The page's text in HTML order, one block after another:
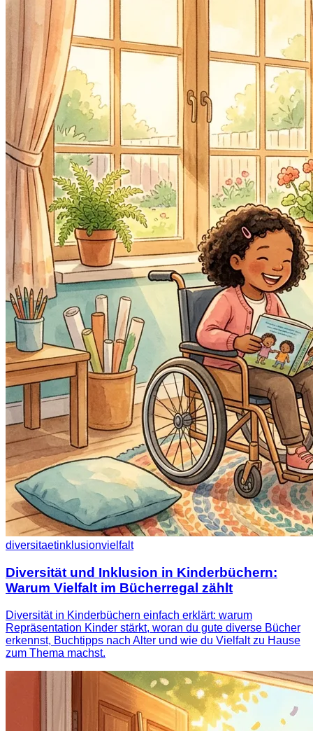
diversitaetinklusionvielfalt
Diversität und Inklusion in Kinderbüchern:
Warum Vielfalt im Bücherregal zählt
Diversität in Kinderbüchern einfach erklärt: warum
Repräsentation Kinder stärkt, woran du gute diverse Bücher
erkennst, Buchtipps nach Alter und wie du Vielfalt zu Hause
zum Thema machst.